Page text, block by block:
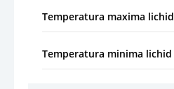
Temperatura maxima lichid
Temperatura minima lichid